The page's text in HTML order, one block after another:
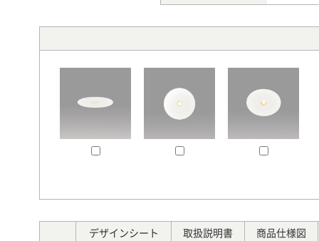
デザインシート
取扱説明書
商品仕様図